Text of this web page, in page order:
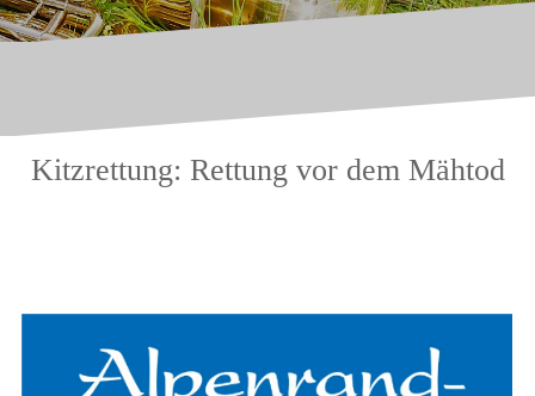
Kitzrettung: Rettung vor dem Mähtod